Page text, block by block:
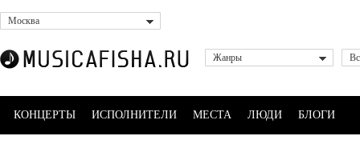
Москва
Жанры
КОНЦЕРТЫ ИСПОЛНИТЕЛИ МЕСТА ЛЮДИ БЛОГИ